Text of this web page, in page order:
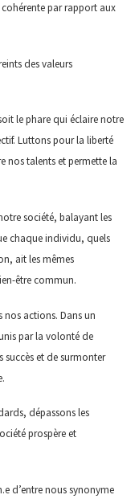
par rapport aux
des valeurs
le phare qui éclaire notre
Luttons pour la liberté
nos talents et permette la
société, balayant les
chaque individu, quels
ait les mêmes
être commun.
nos actions. Dans un
par la volonté de
et de surmonter
dépassons les
prospère et
d’entre nous synonyme